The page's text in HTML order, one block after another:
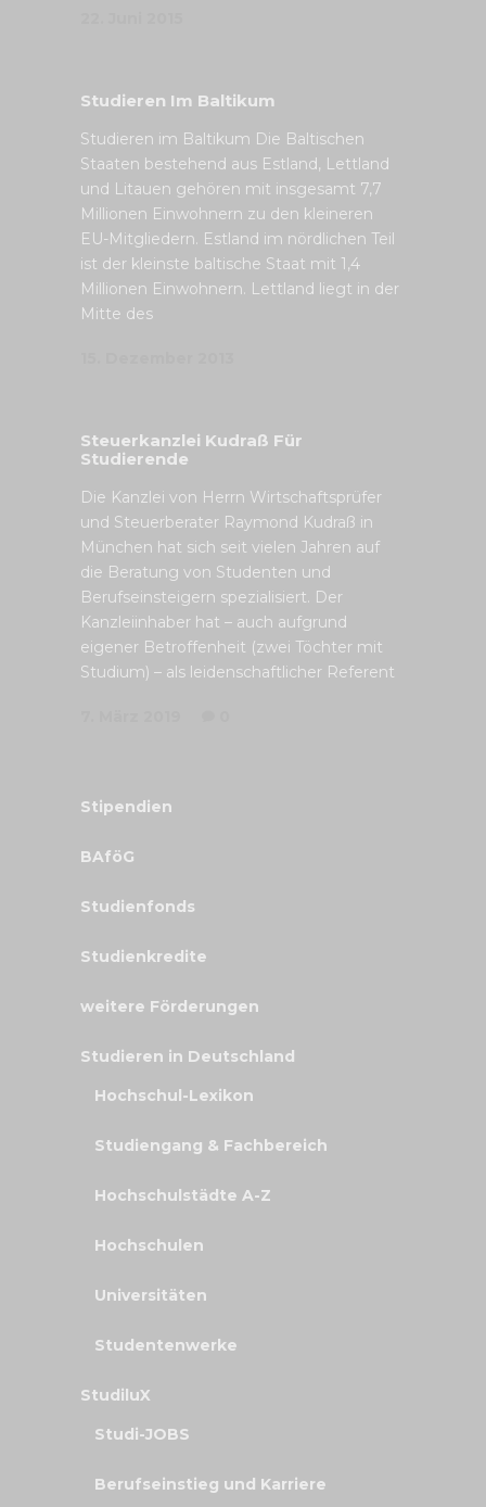
Studieren Im Baltikum
Studieren im Baltikum Die Baltischen
Staaten bestehend aus Estland, Lettland
und Litauen gehören mit insgesamt 7,7
Millionen Einwohnern zu den kleineren
EU-Mitgliedern. Estland im nördlichen Teil
ist der kleinste baltische Staat mit 1,4
Millionen Einwohnern. Lettland liegt in der
Mitte des
Steuerkanzlei Kudraß Für
Studierende
Die Kanzlei von Herrn Wirtschaftsprüfer
und Steuerberater Raymond Kudraß in
München hat sich seit vielen Jahren auf
die Beratung von Studenten und
Berufseinsteigern spezialisiert. Der
Kanzleiinhaber hat – auch aufgrund
eigener Betroffenheit (zwei Töchter mit
Studium) – als leidenschaftlicher Referent
Stipendien
BAföG
Studienfonds
Studienkredite
weitere Förderungen
Studieren in Deutschland
Hochschul-Lexikon
Studiengang & Fachbereich
Hochschulstädte A-Z
Hochschulen
Universitäten
Studentenwerke
StudiluX
Studi-JOBS
Berufseinstieg und Karriere